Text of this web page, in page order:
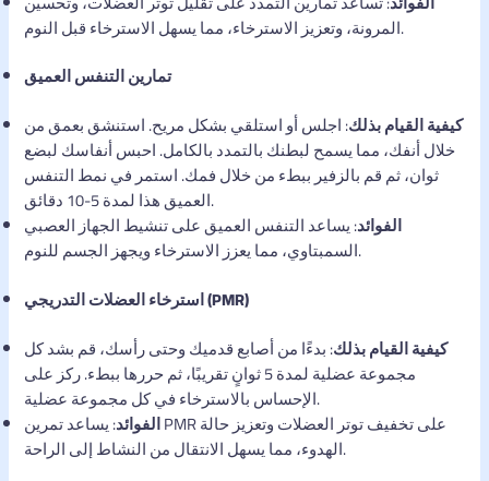
المرونة، وتعزيز الاسترخاء، مما يسهل الاسترخاء قبل النوم.
تمارين التنفس العميق
كيفية القيام بذلك: اجلس أو استلقي بشكل مريح. استنشق بعمق من
خلال أنفك، مما يسمح لبطنك بالتمدد بالكامل. احبس أنفاسك لبضع
ثوان، ثم قم بالزفير ببطء من خلال فمك. استمر في نمط التنفس
العميق هذا لمدة 5-10 دقائق.
الفوائد: يساعد التنفس العميق على تنشيط الجهاز العصبي
السمبتاوي، مما يعزز الاسترخاء ويجهز الجسم للنوم.
استرخاء العضلات التدريجي (PMR)
كيفية القيام بذلك: بدءًا من أصابع قدميك وحتى رأسك، قم بشد كل
مجموعة عضلية لمدة 5 ثوانٍ تقريبًا، ثم حررها ببطء. ركز على
الإحساس بالاسترخاء في كل مجموعة عضلية.
الفوائد: يساعد تمرين PMR على تخفيف توتر العضلات وتعزيز حالة
الهدوء، مما يسهل الانتقال من النشاط إلى الراحة.